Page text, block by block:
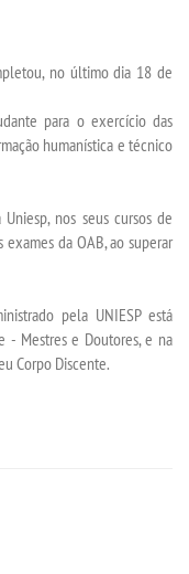
no último dia 18 de
para o exercício das
humanística e técnico
nos seus cursos de
da OAB, ao superar
pela UNIESP está
- Mestres e Doutores, e na
Corpo Discente.